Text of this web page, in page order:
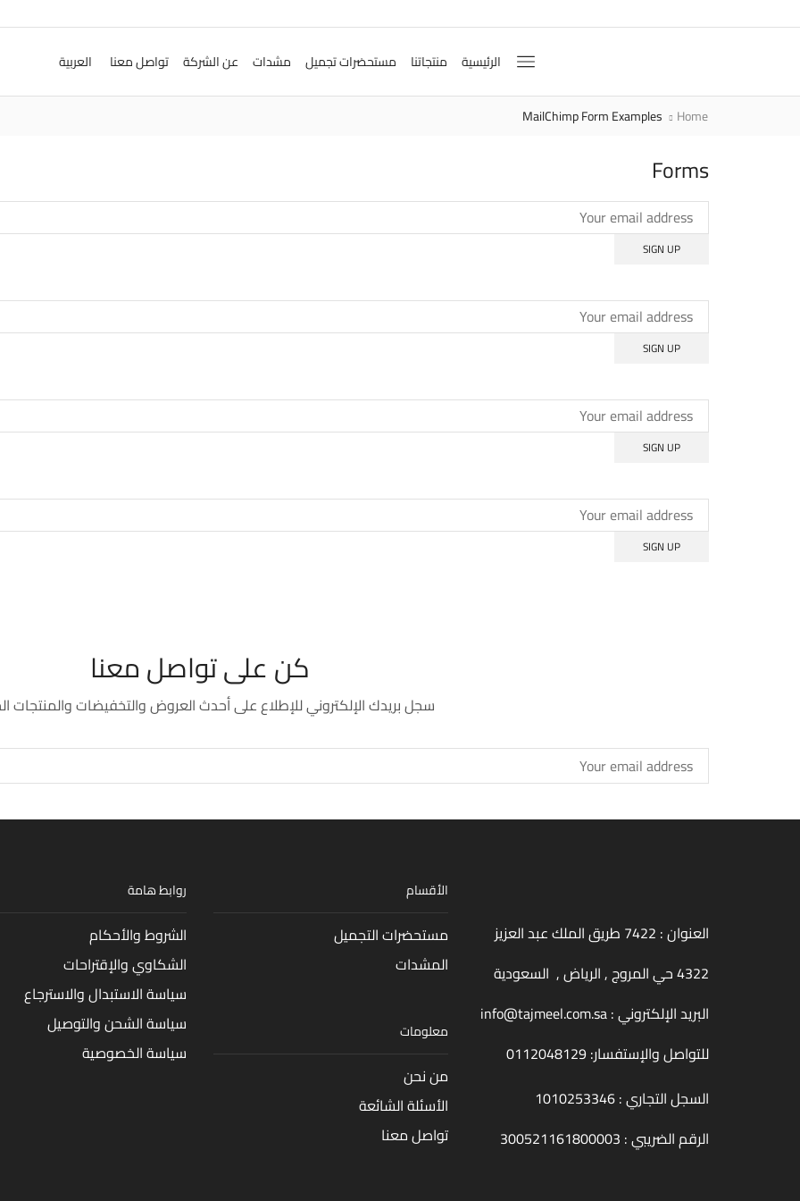
الرئيسية منتجاتنا مستحضرات تجميل مشدات عن الشركة تواصل معنا العربية
Home
MailChimp Form Examples
Forms
كن على تواصل معنا
سجل بريدك الإلكتروني للإطلاع على أحدث العروض والتخفيضات والمنتجات
العنوان : 7422 طريق الملك عبد العزيز
4322 حي المروج , الرياض , السعودية
البريد الإلكتروني :info@tajmeel.com.sa
للتواصل والإستفسار:0112048129
السجل التجاري : 1010253346
الرقم الضريبي : 300521161800003
الأقسام
مستحضرات التجميل
المشدات
معلومات
من نحن
الأسئلة الشائعة
تواصل معنا
روابط هامة
الشروط والأحكام
الشكاوي والإقتراحات
سياسة الاستبدال والاسترجاع
سياسة الشحن والتوصيل
سياسة الخصوصية